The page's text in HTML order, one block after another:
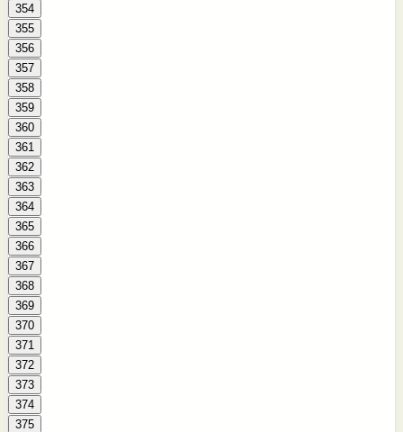
354
355
356
357
358
359
360
361
362
363
364
365
366
367
368
369
370
371
372
373
374
375